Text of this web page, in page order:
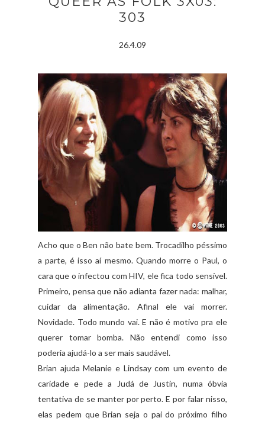
303
26.4.09
Acho que o Ben não bate bem. Trocadilho péssimo
a parte, é isso aí mesmo. Quando morre o Paul, o
cara que o infectou com HIV, ele fica todo sensível.
Primeiro, pensa que não adianta fazer nada: malhar,
cuidar da alimentação. Afinal ele vai morrer.
Novidade. Todo mundo vai. E não é motivo pra ele
querer tomar bomba. Não entendi como isso
poderia ajudá-lo a ser mais saudável.
Brian ajuda Melanie e Lindsay com um evento de
caridade e pede a Judá de Justin, numa óbvia
tentativa de se manter por perto. E por falar nisso,
elas pedem que Brian seja o pai do próximo filho